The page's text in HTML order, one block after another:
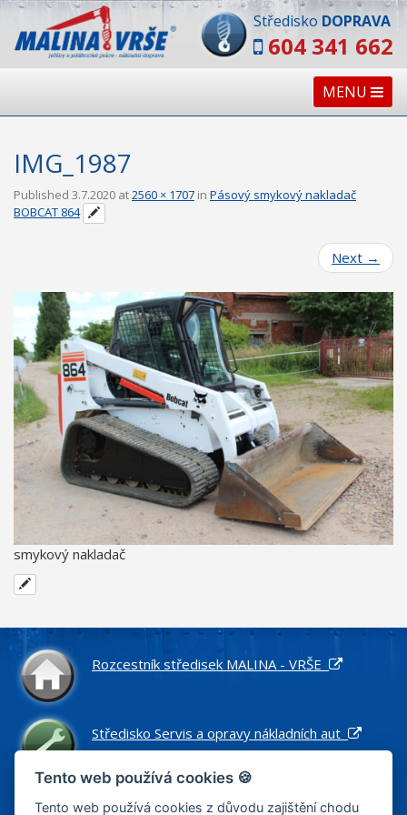
Středisko DOPRAVA
604 341 662
MENU
IMG_1987
Published 3.7.2020 at2560 × 1707 in Pásový smykový nakladač
BOBCAT 864
Next →
smykový nakladač
Rozcestník středisek MALINA - VRŠE
Středisko Servis a opravy nákladních aut
Středisko Náhradní díly pro nákladní vozidla
Tento web používá cookies 🍪
Tento web používá cookies z důvodu zajištění chodu